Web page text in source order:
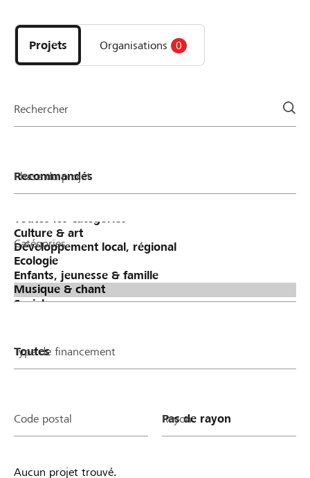
DE FR IT
les
projets
et
la
Projets Organisations 0
Rechercher
Phase du projet
Catégories
Type de financement
Code postal Rayon
Aucun projet trouvé.